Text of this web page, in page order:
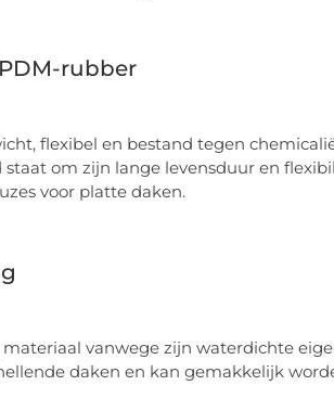
rubber
flexibel en bestand tegen
om zijn lange levensduur en
voor platte daken.
vanwege zijn waterdichte
daken en kan gemakkelijk